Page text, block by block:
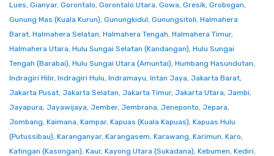
Lues, Gianyar, Gorontalo, Gorontalo Utara, Gowa, Gresik, Grobogan,
Gunung Mas (Kuala Kurun), Gunungkidul, Gunungsitoli, Halmahera
Barat, Halmahera Selatan, Halmahera Tengah, Halmahera Timur,
Halmahera Utara, Hulu Sungai Selatan (Kandangan), Hulu Sungai
Tengah (Barabai), Hulu Sungai Utara (Amuntai), Humbang Hasundutan,
Indragiri Hilir, Indragiri Hulu, Indramayu, Intan Jaya, Jakarta Barat,
Jakarta Pusat, Jakarta Selatan, Jakarta Timur, Jakarta Utara, Jambi,
Jayapura, Jayawijaya, Jember, Jembrana, Jeneponto, Jepara,
Jombang, Kaimana, Kampar, Kapuas (Kuala Kapuas), Kapuas Hulu
(Putussibau), Karanganyar, Karangasem, Karawang, Karimun, Karo,
Katingan (Kasongan), Kaur, Kayong Utara (Sukadana), Kebumen, Kediri,